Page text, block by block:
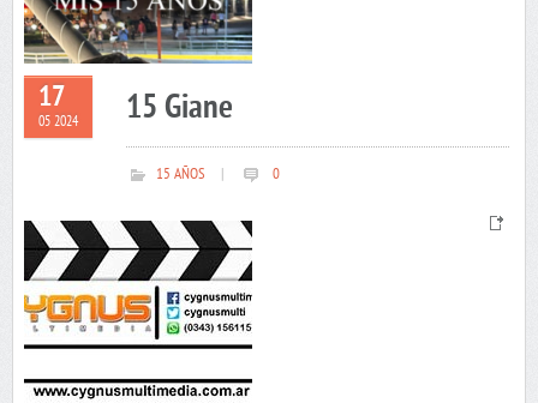
17
05 2024 15 Giane
15 AÑOS 0